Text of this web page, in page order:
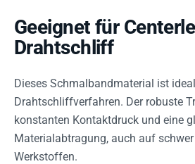
Geeignet für
Drahtschliff
Dieses Schmalbandmaterial ist
Drahtschliffverfahren. Der robuste
konstanten Kontaktdruck und eine
Materialabtragung, auch auf
Werkstoffen.